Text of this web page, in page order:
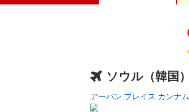
ソウル（韓国）
アーバン プレイス カンナム